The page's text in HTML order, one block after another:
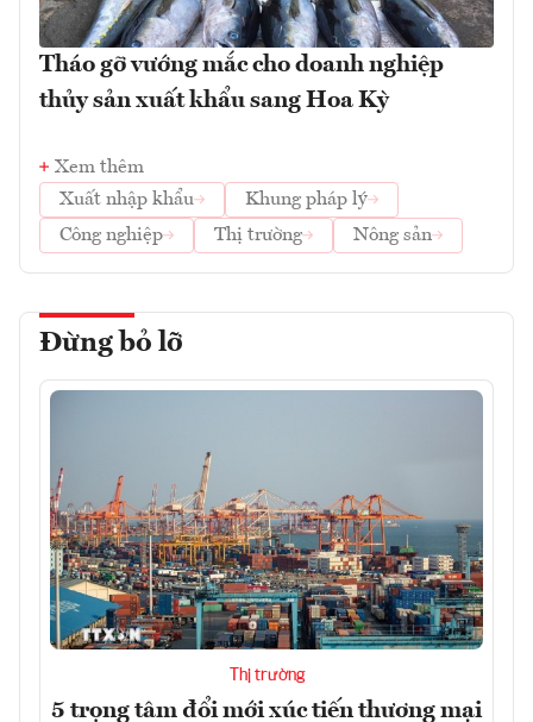
Tháo gỡ vướng mắc cho doanh nghiệp
thủy sản xuất khẩu sang Hoa Kỳ
Xem thêm
Xuất nhập khẩu
Khung pháp lý
Công nghiệp
Thị trường Nông sản
Đừng bỏ lỡ
Thị trường
5 trọng tâm đổi mới xúc tiến thương mại